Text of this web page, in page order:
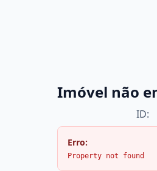
Imóvel não
ID:
Erro:
Property not found